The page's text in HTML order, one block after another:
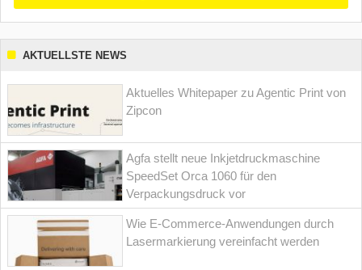
AKTUELLSTE NEWS
Aktuelles Whitepaper zu Agentic Print von
Zipcon
Agfa stellt neue Inkjetdruckmaschine
SpeedSet Orca 1060 für den
Verpackungsdruck vor
Wie E-Commerce-Anwendungen durch
Lasermarkierung vereinfacht werden